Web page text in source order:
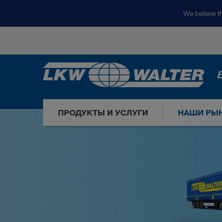
We believe
ПРОДУКТЫ И УСЛУГИ НАШИ